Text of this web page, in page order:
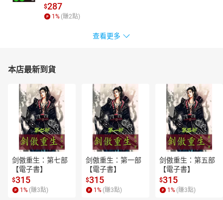
$287
1% (賺2點)
查看更多
本店最新到貨
剑傲重生：第七部
【電子書】
$315
1 % (賺3點)
剑傲重生：第一部
【電子書】
$315
1 % (賺3點)
剑傲重生：第五部
【電子書】
$315
1 % (賺3點)